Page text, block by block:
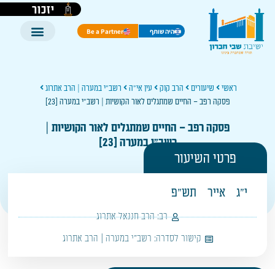
יזכור
היה שותף Be a Partner
ראשי שיעורים הרב קוק עין אי"ה
רשב"י במערה | הרב אתרוג
פסקה רפב – החיים שמתגלים לאור הקושיות | רשב"י במערה [23]
פסקה רפב – החיים שמתגלים לאור הקושיות |
רשב"י במערה [23]
פרטי השיעור
י"ג אייר תש"פ
רב: הרב חננאל אתרוג
קישור לסדרה: רשב"י במערה | הרב אתרוג